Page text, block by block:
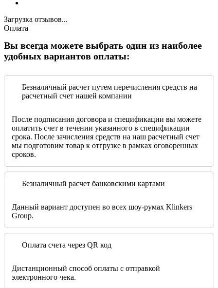
Загрузка отзывов...
Оплата
Вы всегда можете выбрать один из наиболее
удобных вариантов оплаты:
Безналичный расчет путем перечисления средств на
расчетный счет нашей компании
После подписания договора и спецификации вы можете
оплатить счет в течении указанного в спецификации
срока. После зачисления средств на наш расчетный счет
мы подготовим товар к отгрузке в рамках оговоренных
сроков.
Безналичный расчет банковскими картами
Данный вариант доступен во всех шоу-румах Klinkers
Group.
Оплата счета через QR код
Дистанционный способ оплаты с отправкой
электронного чека.